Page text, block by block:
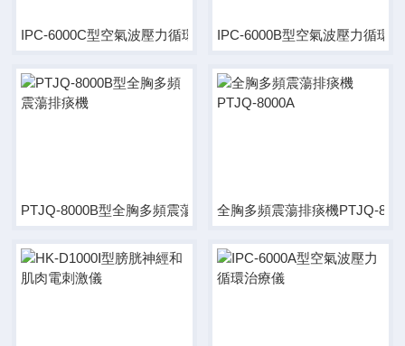
IPC-6000C型空氣波壓力循環治療儀IPC-6000B型空氣波壓力循環
PTJQ-8000B型全胸多頻震蕩排痰機全胸多頻震蕩排痰機PTJQ-